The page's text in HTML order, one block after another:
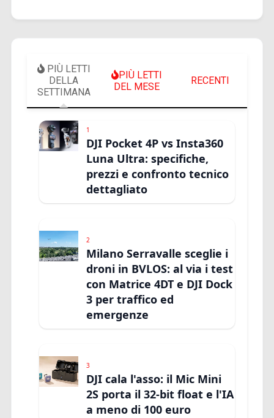
PIÙ LETTI
DELLA
SETTIMANA
PIÙ LETTI
DEL MESE
RECENTI
1
DJI Pocket 4P vs Insta360
Luna Ultra: specifiche,
prezzi e confronto tecnico
dettagliato
2
Milano Serravalle sceglie i
droni in BVLOS: al via i test
con Matrice 4DT e DJI Dock
3 per traffico ed
emergenze
3
DJI cala l'asso: il Mic Mini
2S porta il 32-bit float e l'IA
a meno di 100 euro